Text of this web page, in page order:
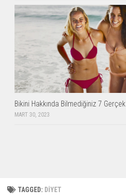
TAGGED: DIYET
Bikini Hakkında Bilmediğiniz 7 Gerçek
MART 30, 2023